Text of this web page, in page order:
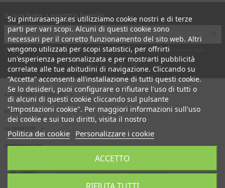
Contáctanos por
Suscríbete a nuestro boletín
Puoi annullare l'iscrizione in ogni momento. A questo scopo, cerca le info di contatto nelle note legali.
A COSA SERVE LA VERNICE?
MI CUENTA
Contact us
Su pinturasangar.es utilizziamo cookie nostri e di terze
parti per vari scopi. Alcuni di questi cookie sono
necessari per il corretto funzionamento del sito web. Altri
vengono utilizzati per scopi statistici, per offrirti
un'esperienza personalizzata e per mostrarti pubblicità
correlate alle tue abitudini di navigazione. Cliccando su
“Accetta” acconsenti all’installazione di tutti questi cookie.
Se lo desideri, puoi configurare o rifiutare l'uso di tutti o
di alcuni di questi cookie cliccando sul pulsante
"Impostazioni cookie". Per maggiori informazioni sull'uso
dei cookie e sui tuoi diritti, visita il nostro
Politica dei cookie Personalizzare i cookie
ACCETTO
Il tuo negozio di vernici online.- PINTURAS ANGAR